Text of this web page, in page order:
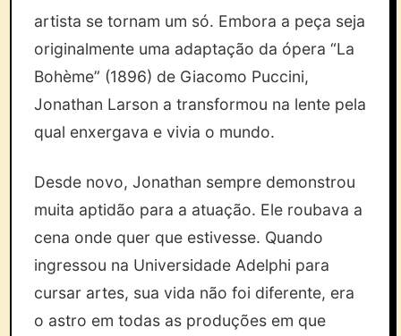
artista se tornam um só. Embora a peça seja
originalmente uma adaptação da ópera “La
Bohème” (1896) de Giacomo Puccini,
Jonathan Larson a transformou na lente pela
qual enxergava e vivia o mundo.
Desde novo, Jonathan sempre demonstrou
muita aptidão para a atuação. Ele roubava a
cena onde quer que estivesse. Quando
ingressou na Universidade Adelphi para
cursar artes, sua vida não foi diferente, era
o astro em todas as produções em que